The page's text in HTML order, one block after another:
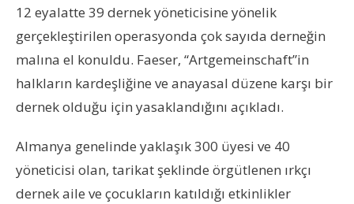
12 eyalatte 39 dernek yöneticisine yönelik
gerçekleştirilen operasyonda çok sayıda derneğin
malına el konuldu. Faeser, “Artgemeinschaft”in
halkların kardeşliğine ve anayasal düzene karşı bir
dernek olduğu için yasaklandığını açıkladı.
Almanya genelinde yaklaşık 300 üyesi ve 40
yöneticisi olan, tarikat şeklinde örgütlenen ırkçı
dernek aile ve çocukların katıldığı etkinlikler